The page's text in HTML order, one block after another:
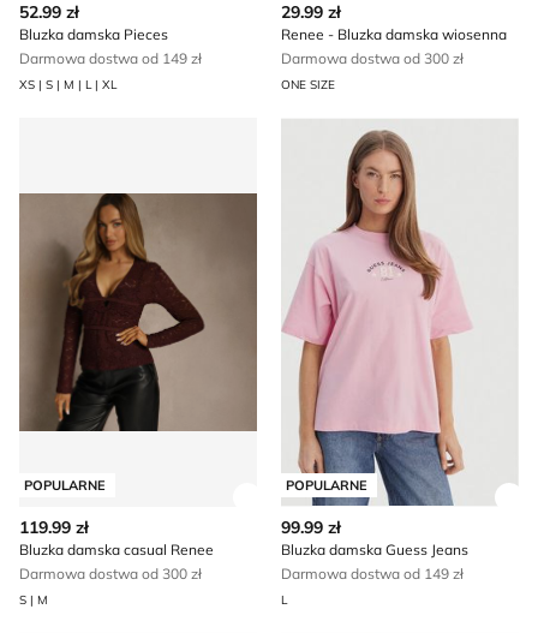
52.99 zł
Bluzka damska Pieces
Darmowa dostwa od 149 zł
XS | S | M | L | XL
29.99 zł
Renee - Bluzka damska wiosenna
Darmowa dostwa od 300 zł
ONE SIZE
POPULARNE
Zobacz szczegóły produktu
119.99 zł
Bluzka damska casual Renee
Darmowa dostwa od 300 zł
S | M
Bluzka damska Guess Jeans
POPULARNE
99.99 zł
Bluzka damska Guess Jeans
Darmowa dostwa od 149 zł
L